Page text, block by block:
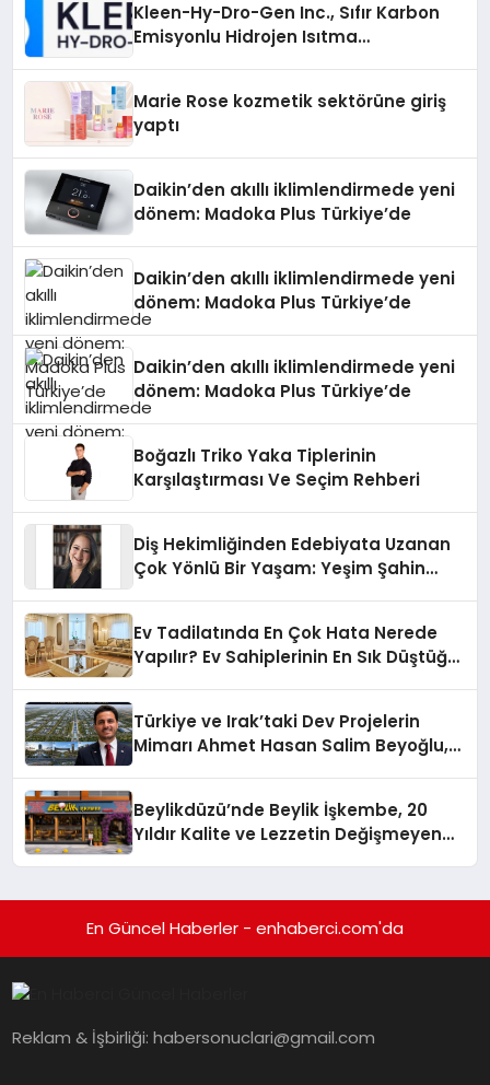
Kleen-Hy-Dro-Gen Inc., Sıfır Karbon
Emisyonlu Hidrojen Isıtma
Marie Rose kozmetik sektörüne giriş
yaptı
Daikin’den akıllı iklimlendirmede yeni
dönem: Madoka Plus Türkiye’de
Daikin’den akıllı iklimlendirmede yeni
dönem: Madoka Plus Türkiye’de
Daikin’den akıllı iklimlendirmede yeni
dönem: Madoka Plus Türkiye’de
Boğazlı Triko Yaka Tiplerinin
Karşılaştırması Ve Seçim Rehberi
Diş Hekimliğinden Edebiyata Uzanan
Çok Yönlü Bir Yaşam: Yeşim Şahin
Ev Tadilatında En Çok Hata Nerede
Yapılır? Ev Sahiplerinin En Sık Düştüğü
Türkiye ve Irak’taki Dev Projelerin
Mimarı Ahmet Hasan Salim Beyoğlu,
Hayata Geçirecek
Beylikdüzü’nde Beylik İşkembe, 20
Yıldır Kalite ve Lezzetin Değişmeyen
En Güncel Haberler - enhaberci.com'da
Reklam & İşbirliği:habersonuclari@gmail.com